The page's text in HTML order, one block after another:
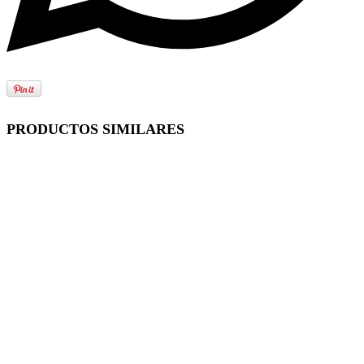
PRODUCTOS SIMILARES